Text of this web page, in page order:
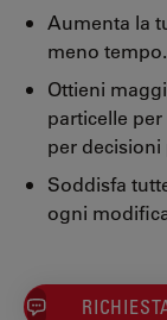
Aumenta la
meno tempo.
Ottieni
particelle
per decisioni
Soddisfa
ogni